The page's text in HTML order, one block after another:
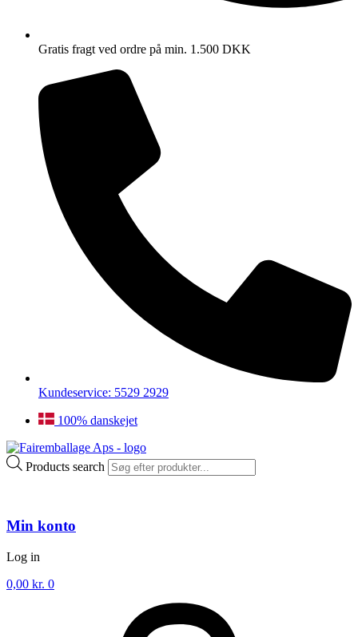
Gratis fragt ved ordre på min. 1.500 DKK
Kundeservice: 5529 2929
100% danskejet
Products search
Min konto
Log in
0,00 kr. 0